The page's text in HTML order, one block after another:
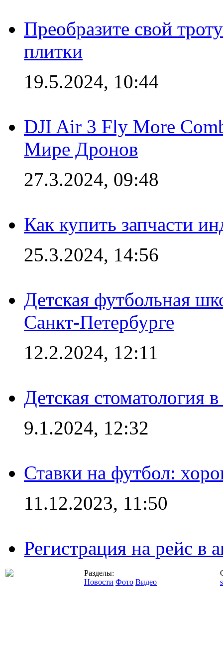
Преобразите свой
плитки
19.5.2024, 10:44
DJI Air 3 Fly More
Мире Дронов
27.3.2024, 09:48
Как купить запчасти
25.3.2024, 14:56
Детская футбольная
Санкт-Петербурге
12.2.2024, 12:11
Детская стоматология
9.1.2024, 12:32
Ставки на футбол:
11.12.2023, 11:50
Регистрация на рейс в
Разделы:
Новости Фото Видео